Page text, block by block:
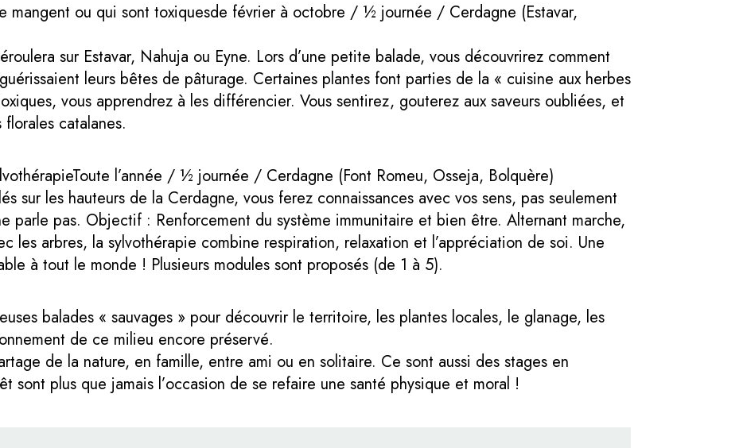
mangent ou qui sont toxiquesde février à octobre / ½ journée / Cerdagne (Estavar,
sur Estavar, Nahuja ou Eyne. Lors d’une petite balade, vous découvrirez comment
leurs bêtes de pâturage. Certaines plantes font parties de la « cuisine aux herbes
vous apprendrez à les différencier. Vous sentirez, gouterez aux saveurs oubliées, et
catalanes.
l’année / ½ journée / Cerdagne (Font Romeu, Osseja, Bolquère)
sur les hauteurs de la Cerdagne, vous ferez connaissances avec vos sens, pas seulement
parle pas. Objectif : Renforcement du système immunitaire et bien être. Alternant marche,
les arbres, la sylvothérapie combine respiration, relaxation et l’appréciation de soi. Une
à tout le monde ! Plusieurs modules sont proposés (de 1 à 5).
balades « sauvages » pour découvrir le territoire, les plantes locales, le glanage, les
de ce milieu encore préservé.
de la nature, en famille, entre ami ou en solitaire. Ce sont aussi des stages en
sont plus que jamais l’occasion de se refaire une santé physique et moral !